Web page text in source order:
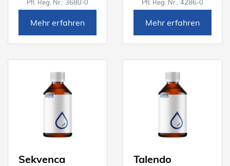
Pfl. Reg. Nr.: 3680-0
Mehr erfahren
Pfl. Reg. Nr.: 4286-0
Mehr erfahren
Sekvenca Talendo